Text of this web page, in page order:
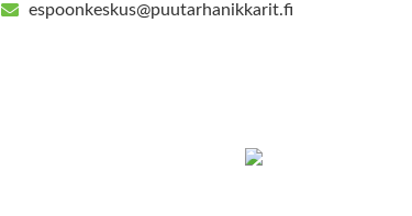
espoonkeskus@puutarhanikkarit.fi